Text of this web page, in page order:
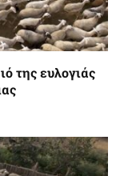
της ευλογιάς